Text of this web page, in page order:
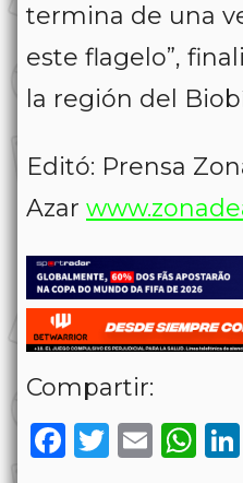
termina de una
este flagelo”,
la región del
Editó: Prensa
Azar
Compartir:
Facebook
Twitter